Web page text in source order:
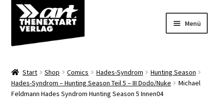
Zur
Navigation
springen
Zum
Inhalt
springen
Menü
Shop
Start Shop Comics Hades-Syndrom
Hunting Season
Hades-Syndrom – Hunting Season Teil 5 – III Dodo/Nuke
Michael
Feldmann Hades Syndrom Hunting Season 5 Innen04